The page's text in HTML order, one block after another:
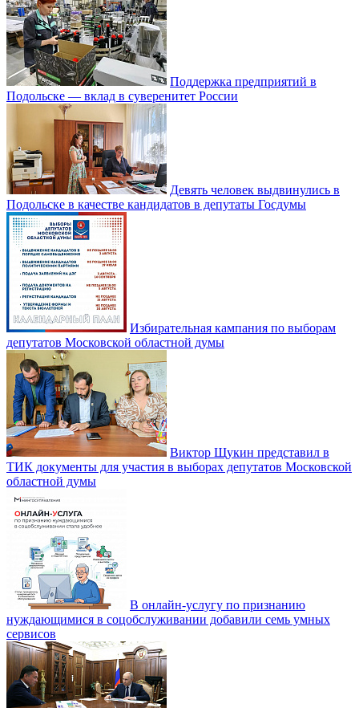
Поддержка предприятий в
Подольске — вклад в суверенитет России
Девять человек выдвинулись в
Подольске в качестве кандидатов в депутаты Госдумы
Избирательная кампания по выборам
депутатов Московской областной думы
Виктор Щукин представил в
ТИК документы для участия в выборах депутатов Московской
областной думы
В онлайн-услугу по признанию
нуждающимися в соцобслуживании добавили семь умных
сервисов